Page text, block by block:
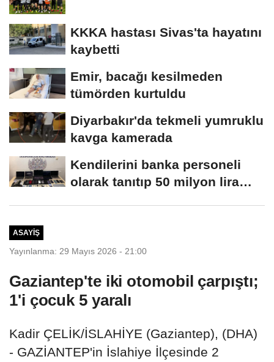
KKKA hastası Sivas'ta hayatını
kaybetti
Emir, bacağı kesilmeden
tümörden kurtuldu
Diyarbakır'da tekmeli yumruklu
kavga kamerada
Kendilerini banka personeli
olarak tanıtıp 50 milyon lira
ASAYIŞ
Yayınlanma: 29 Mayıs 2026 - 21:00
Gaziantep'te iki otomobil çarpıştı;
1'i çocuk 5 yaralı
Kadir ÇELİK/İSLAHİYE (Gaziantep), (DHA)
- GAZİANTEP'in İslahiye İlçesinde 2